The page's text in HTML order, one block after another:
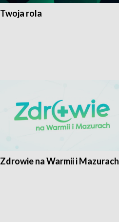
Twoja rola
Zdrowie na Warmii i Mazurach